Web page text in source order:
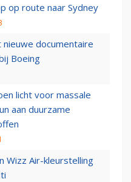
op route naar Sydney
documentaire
Boeing
licht voor massale
aan duurzame
Wizz Air-kleurstelling